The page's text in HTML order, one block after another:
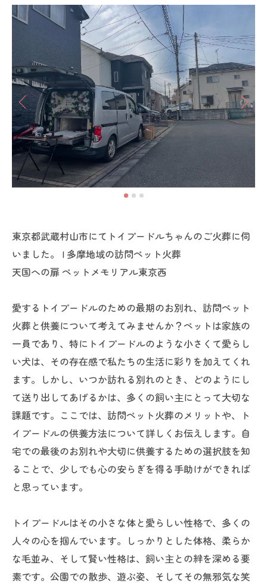
東京都武蔵村山市にてトイプードルちゃんのご火葬に伺
いました。 | 多摩地域の訪問ペット火葬
天国への扉 ペットメモリアル東京西
愛するトイプードルのための最期のお別れ、訪問ペット
火葬と供養について考えてみませんか？ペットは家族の
一員であり、特にトイプードルのような小さくて愛らし
い犬は、その存在感で私たちの生活に彩りを加えてくれ
ます。しかし、いつか訪れる別れのとき、どのようにし
て送り出してあげるかは、多くの飼い主にとって大切な
課題です。ここでは、訪問ペット火葬のメリットや、ト
イプードルの供養方法について詳しくお伝えします。自
宅での最後のお別れや大切に供養するための選択肢を知
ることで、少しでも心の安らぎを得る手助けができれば
と思っています。
トイプードルはその小さな体と愛らしい性格で、多くの
人々の心を掴んでいます。しっかりとした体格、柔らか
な毛並み、そして賢い性格は、飼い主との絆を深める要
素です。公園での散歩、遊ぶ姿、そしてその無邪気な笑